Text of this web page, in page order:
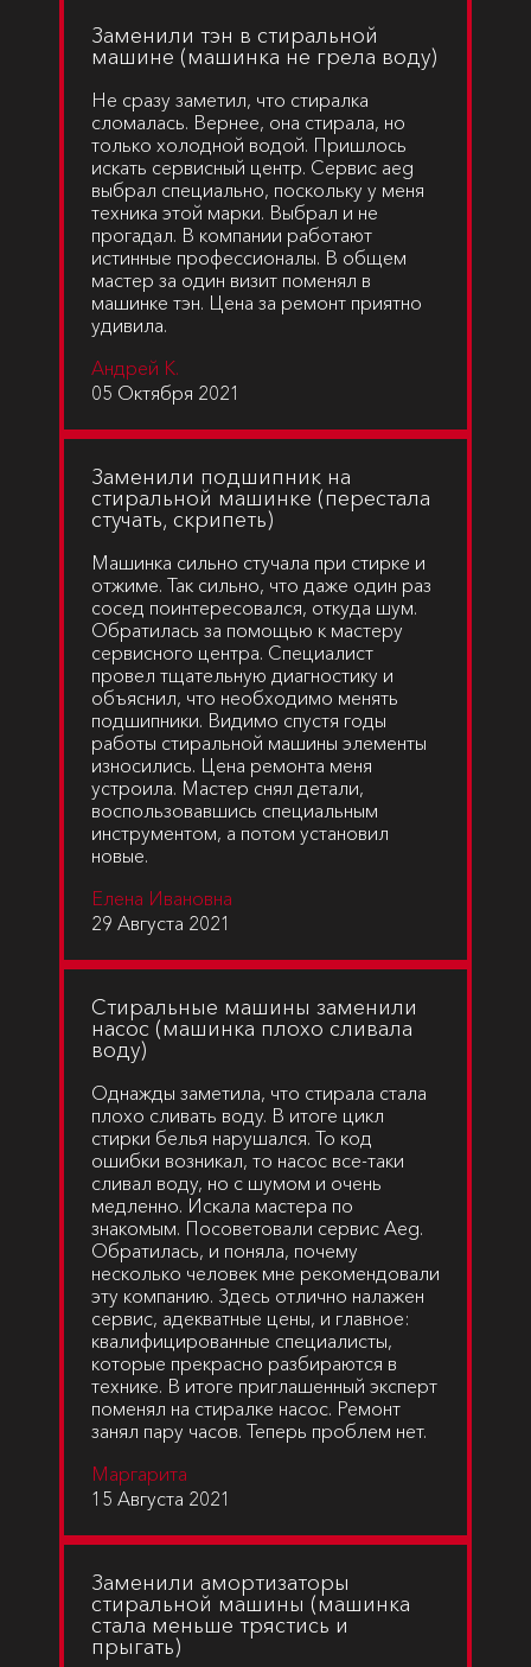
Заменили тэн в стиральной
машине (машинка не грела воду)
Не сразу заметил, что стиралка
сломалась. Вернее, она стирала, но
только холодной водой. Пришлось
искать сервисный центр. Сервис aeg
выбрал специально, поскольку у меня
техника этой марки. Выбрал и не
прогадал. В компании работают
истинные профессионалы. В общем
мастер за один визит поменял в
машинке тэн. Цена за ремонт приятно
удивила.
Андрей К.
05 Октября 2021
Заменили подшипник на
стиральной машинке (перестала
стучать, скрипеть)
Машинка сильно стучала при стирке и
отжиме. Так сильно, что даже один раз
сосед поинтересовался, откуда шум.
Обратилась за помощью к мастеру
сервисного центра. Специалист
провел тщательную диагностику и
объяснил, что необходимо менять
подшипники. Видимо спустя годы
работы стиральной машины элементы
износились. Цена ремонта меня
устроила. Мастер снял детали,
воспользовавшись специальным
инструментом, а потом установил
новые.
Елена Ивановна
29 Августа 2021
Cтиральные машины заменили
насос (машинка плохо сливала
воду)
Однажды заметила, что стирала стала
плохо сливать воду. В итоге цикл
стирки белья нарушался. То код
ошибки возникал, то насос все-таки
сливал воду, но с шумом и очень
медленно. Искала мастера по
знакомым. Посоветовали сервис Aeg.
Обратилась, и поняла, почему
несколько человек мне рекомендовали
эту компанию. Здесь отлично налажен
сервис, адекватные цены, и главное:
квалифицированные специалисты,
которые прекрасно разбираются в
технике. В итоге приглашенный эксперт
поменял на стиралке насос. Ремонт
занял пару часов. Теперь проблем нет.
Маргарита
15 Августа 2021
Заменили амортизаторы
стиральной машины (машинка
стала меньше трястись и
прыгать)